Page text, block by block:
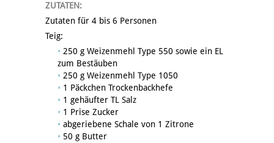
ZUTATEN:
Zutaten für 4 bis 6 Personen
Teig:
250 g Weizenmehl Type 550 sowie ein EL
zum Bestäuben
250 g Weizenmehl Type 1050
1 Päckchen Trockenbackhefe
1 gehäufter TL Salz
1 Prise Zucker
abgeriebene Schale von 1 Zitrone
50 g Butter